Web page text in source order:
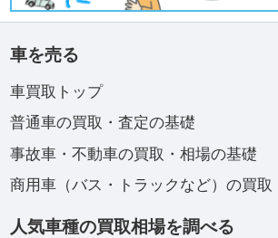
車を売る
車買取トップ
普通車の買取・査定の基礎
事故車・不動車の買取・相場の基礎
商用車（バス・トラックなど）の買取
人気車種の買取相場を調べる